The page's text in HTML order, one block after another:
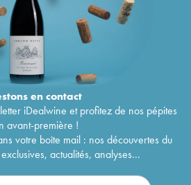
encontact
iDealwine et profitez de nos pépites
avant-première !
votre boîte mail : nos découvertes du
actualités, analyses...